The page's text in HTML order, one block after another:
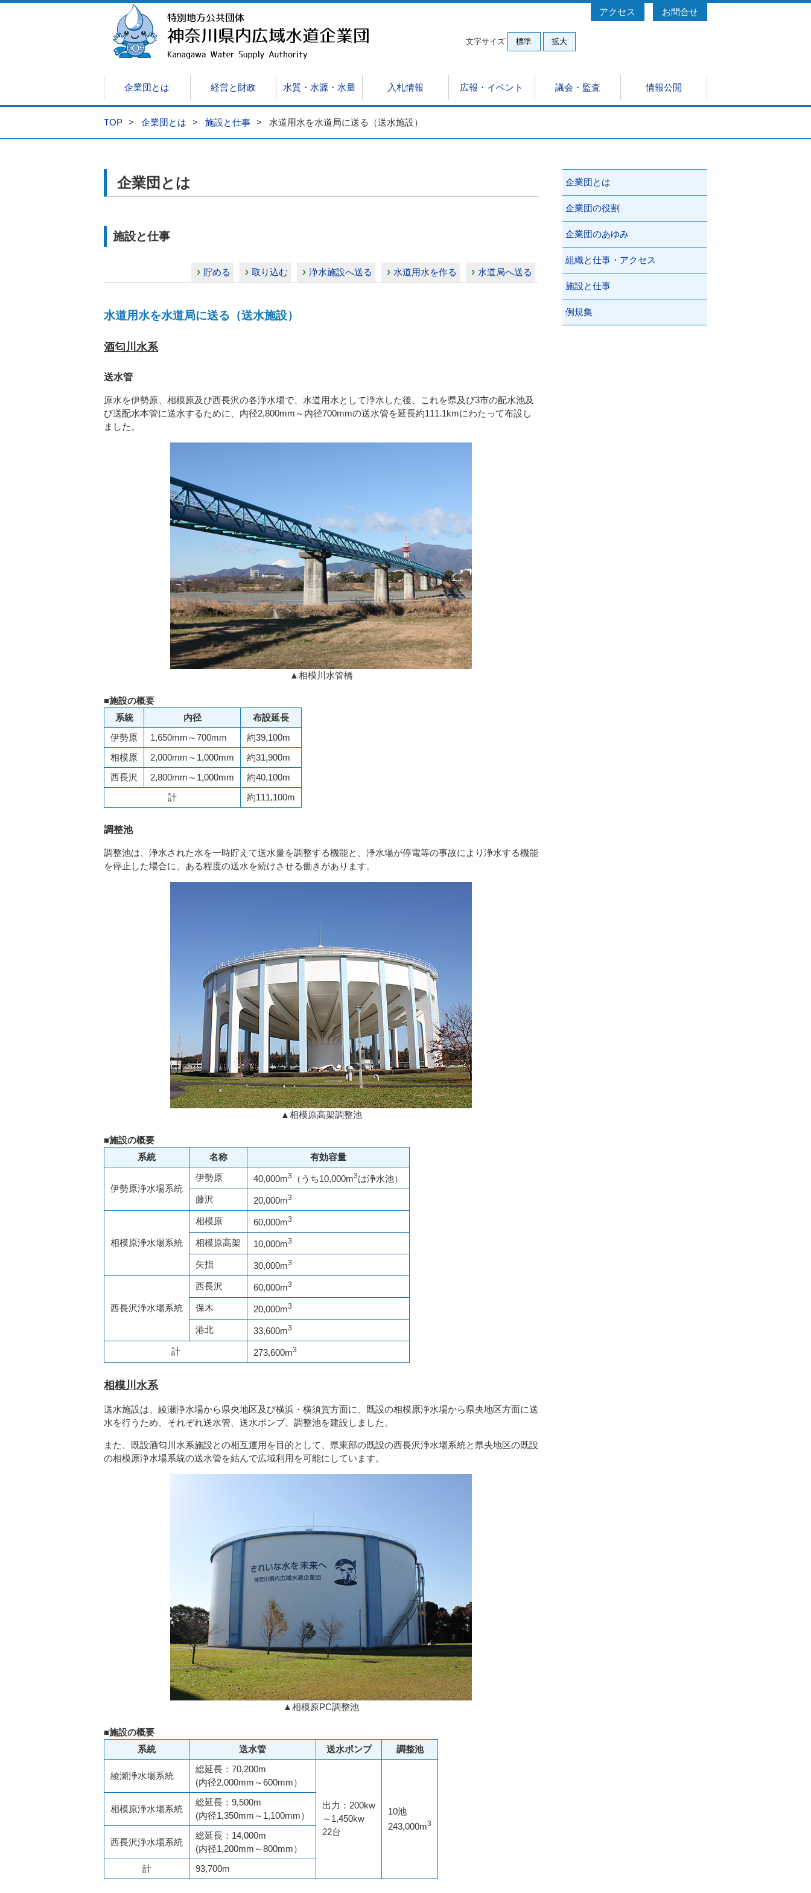
アクセス お問合せ
文字サイズ 標準 拡大
企業団とは
企業団の役割 企業団のあゆみ 組織と仕事・アクセス
経営と財政
経営 料金制度 経営分析 予算及び決算
水質・水源・水量
水質情報 貯水状況（外部サイト） 酒匂川水系水源監視モニター制度
入札情報
工事発注見通し 入札・契約結果 入札・契約制度
広報・イベント
共同研究について 映像・動画 イベント参加報告
議会・監査
議会情報 監査情報
情報公開
情報公開制度について 公表・報告 環境
TOP 企業団とは 施設と仕事 水道用水を水道局に送る（送水施設）
企業団とは
施設と仕事
水道局へ送る
水道用水を作る
浄水施設へ送る
取り込む
貯める
水道用水を水道局に送る（送水施設）
酒匂川水系
送水管
原水を伊勢原、相模原及び西長沢の各浄水場で、水道用水として浄水した後、これを県及び3市の配水池及
び送配水本管に送水するために、内径2,800mm～内径700mmの送水管を延長約111.1kmにわたって布設し
ました。
▲相模川水管橋
■施設の概要
系統
内径 布設延長
伊勢原 1,650mm～700mm 約39,100m
相模原 2,000mm～1,000mm 約31,900m
西長沢 2,800mm～1,000mm 約40,100m
計 約111,100m
調整池
調整池は、浄水された水を一時貯えて送水量を調整する機能と、浄水場が停電等の事故により浄水する機能
を停止した場合に、ある程度の送水を続けさせる働きがあります。
▲相模原高架調整池
■施設の概要
系統
名称 有効容量
伊勢原浄水場系統
伊勢原 40,000m3 （うち10,000m3は浄水池）
藤沢 20,000m3
相模原浄水場系統
相模原 60,000m3
相模原高架 10,000m3
矢指 30,000m3
西長沢浄水場系統
西長沢 60,000m3
保木 20,000m3
港北 33,600m3
計 273,600m3
相模川水系
送水施設は、綾瀬浄水場から県央地区及び横浜・横須賀方面に、既設の相模原浄水場から県央地区方面に送
水を行うため、それぞれ送水管、送水ポンプ、調整池を建設しました。
また、既設酒匂川水系施設との相互運用を目的として、県東部の既設の西長沢浄水場系統と県央地区の既設
の相模原浄水場系統の送水管を結んで広域利用を可能にしています。
▲相模原PC調整池
■施設の概要
系統
送水管 送水ポンプ 調整池
綾瀬浄水場系統
総延長：70,200m
(内径2,000mm～600mm）
出力：200kw
～1,450kw
22台
10池
243,000m3
相模原浄水場系統
総延長：9,500m
(内径1,350mm～1,100mm）
西長沢浄水場系統
総延長：14,000m
(内径1,200mm～800mm）
計 93,700m
企業団とは
企業団の役割
企業団のあゆみ
組織と仕事・アクセス
施設と仕事
例規集